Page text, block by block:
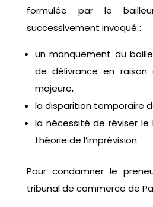
formulée par le
successivement invoqué :
un manquement du
de délivrance en raison
majeure,
la disparition temporaire
la nécessité de réviser
théorie de l’imprévision
Pour condamner le
tribunal de commerce de